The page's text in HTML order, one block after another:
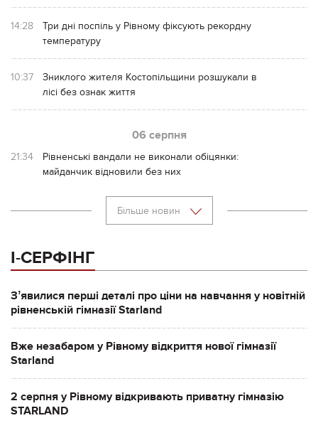
14:28
Три дні поспіль у Рівному фіксують рекордну
температуру
10:37
Зниклого жителя Костопільщини розшукали в
лісі без ознак життя
06 серпня
21:34
Рівненські вандали не виконали обіцянки:
майданчик відновили без них
Більше новин
І-СЕРФІНГ
Зʼявилися перші деталі про ціни на навчання у новітній
рівненській гімназії Starland
Вже незабаром у Рівному відкриття нової гімназії
Starland
2 серпня у Рівному відкривають приватну гімназію
STARLAND